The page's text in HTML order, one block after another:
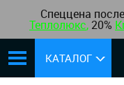
Спеццена
Теплолюкс, 20%
КАТАЛОГ